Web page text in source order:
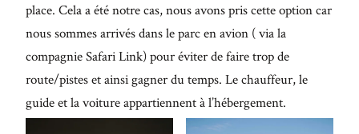
place. Cela a été notre cas, nous avons pris cette option car
nous sommes arrivés dans le parc en avion ( via la
compagnie Safari Link) pour éviter de faire trop de
route/pistes et ainsi gagner du temps. Le chauffeur, le
guide et la voiture appartiennent à l’hébergement.